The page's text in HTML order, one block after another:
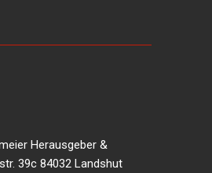
Herausgeber &
39c 84032 Landshut